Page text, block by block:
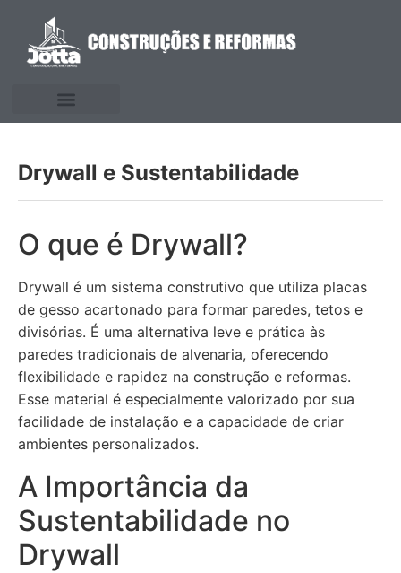
Drywall e Sustentabilidade
O que é Drywall?
Drywall é um sistema construtivo que utiliza placas
de gesso acartonado para formar paredes, tetos e
divisórias. É uma alternativa leve e prática às
paredes tradicionais de alvenaria, oferecendo
flexibilidade e rapidez na construção e reformas.
Esse material é especialmente valorizado por sua
facilidade de instalação e a capacidade de criar
ambientes personalizados.
A Importância da
Sustentabilidade no
Drywall